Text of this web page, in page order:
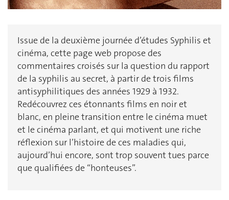
Issue de la deuxième journée d’études Syphilis et
cinéma, cette page web propose des
commentaires croisés sur la question du rapport
de la syphilis au secret, à partir de trois films
antisyphilitiques des années 1929 à 1932.
Redécouvrez ces étonnants films en noir et
blanc, en pleine transition entre le cinéma muet
et le cinéma parlant, et qui motivent une riche
réflexion sur l’histoire de ces maladies qui,
aujourd’hui encore, sont trop souvent tues parce
que qualifiées de “honteuses”.